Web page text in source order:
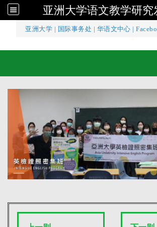
亚洲大学语文教学研究
亚洲大学 国际事务处 华语文中心 |
亚洲大学语文教学研究